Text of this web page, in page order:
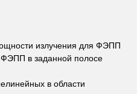
излучения для ФЭПП
ФЭПП в заданной полосе
в области